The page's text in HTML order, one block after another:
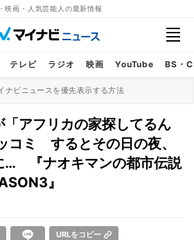
映画・人気芸能人の最新情報
テレビ ラジオ 映画 YouTube BS・
ナビニュースを優先表示する方法
「アフリカの家探してるん
コミ するとその日の夜、
… 『ナオキマンの都市伝説
』
URLをコピー